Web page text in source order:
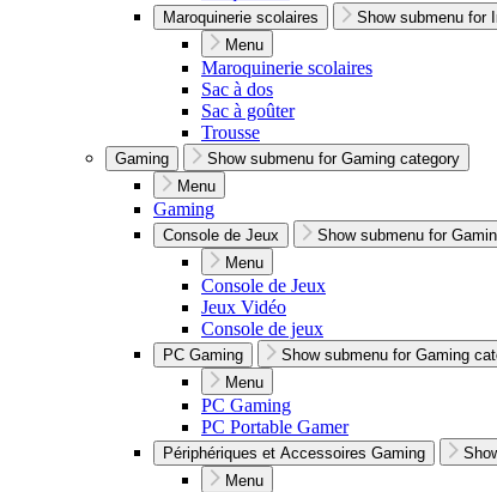
Maroquinerie scolaires
Show submenu for
Menu
Maroquinerie scolaires
Sac à dos
Sac à goûter
Trousse
Gaming
Show submenu for Gaming category
Menu
Gaming
Console de Jeux
Show submenu for
Menu
Console de Jeux
Jeux Vidéo
Console de jeux
PC Gaming
Show submenu for Gaming
Menu
PC Gaming
PC Portable Gamer
Périphériques et Accessoires Gaming
Menu